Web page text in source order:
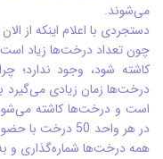
می‌شوند.
دستجردی با اعلام اینکه از
چون تعداد درخت‌ها زیاد
کاشته شود، وجود ندارد؛
درخت‌ها زمان زیادی می‌گیرد
است و درخت‌ها کاشته
در هر واحد 50
همه درخت‌ها شماره‎‌گذاری و به یاد شهدای منطقه نام‌گذاری می‌شود.